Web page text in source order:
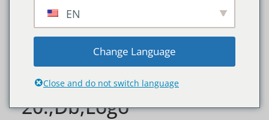
Hannover,,Lower,Saxon
y,,Germany,-,April,12,,20
20:,Db,Logo
EN
Change Language
Close and do not switch language